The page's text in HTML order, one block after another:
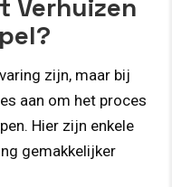
Verhuizen
zijn, maar bij
aan om het proces
Hier zijn enkele
gemakkelijker